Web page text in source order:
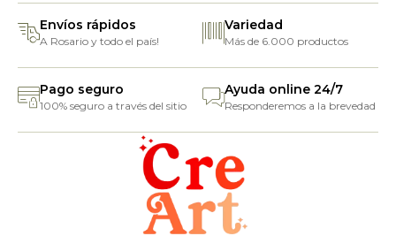
Envíos rápidos
A Rosario y todo el país!
Variedad
Más de 6.000 productos
Pago seguro
100% seguro a través del sitio
Ayuda online 24/7
Responderemos a la brevedad